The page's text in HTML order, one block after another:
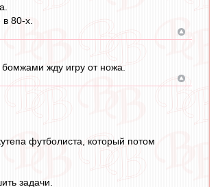
в 80-х.
жду игру от ножа.
футболиста, который потом
задачи.